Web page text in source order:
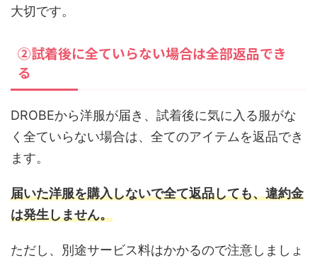
大切です。
②試着後に全ていらない場合は全部返品でき
る
DROBEから洋服が届き、試着後に気に入る服がな
く全ていらない場合は、全てのアイテムを返品でき
ます。
届いた洋服を購入しないで全て返品しても、違約金
は発生しません。
ただし、別途サービス料はかかるので注意しましょ